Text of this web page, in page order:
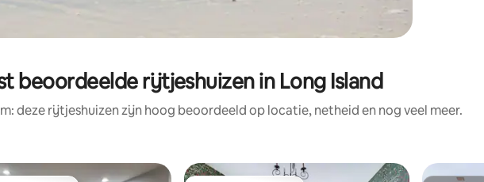
beoordeelde rijtjeshuizen in Long Island
deze rijtjeshuizen zijn hoog beoordeeld op locatie, netheid en nog veel meer.